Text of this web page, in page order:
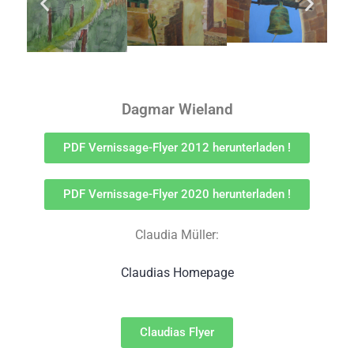
Dagmar Wieland
PDF Vernissage-Flyer 2012 herunterladen !
PDF Vernissage-Flyer 2020 herunterladen !
Claudia Müller:
Claudias Homepage
Claudias Flyer